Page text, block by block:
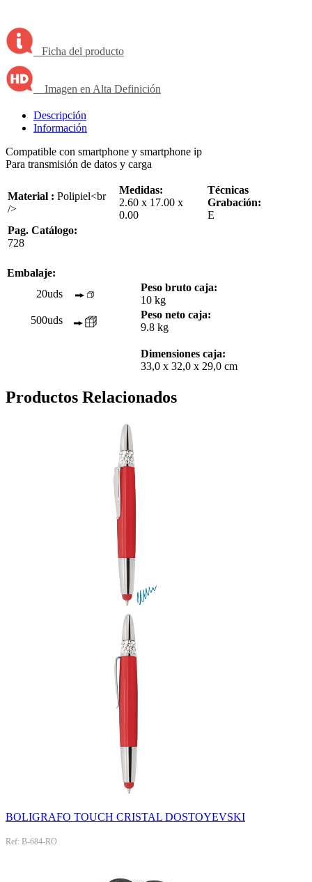
Ficha del producto
Imagen en Alta Definición
Descripción
Información
Compatible con smartphone y smartphone ip
Para transmisión de datos y carga
Material : Polipiel<br
/>
Medidas:
2.60 x 17.00 x
0.00
Técnicas
Grabación:
E
Pag. Catálogo:
728
Embalaje:
20uds
Peso bruto caja:
10 kg
500uds
Peso neto caja:
9.8 kg
Dimensiones caja:
33,0 x 32,0 x 29,0 cm
Productos Relacionados
BOLIGRAFO TOUCH CRISTAL DOSTOYEVSKI
Ref: B-684-RO